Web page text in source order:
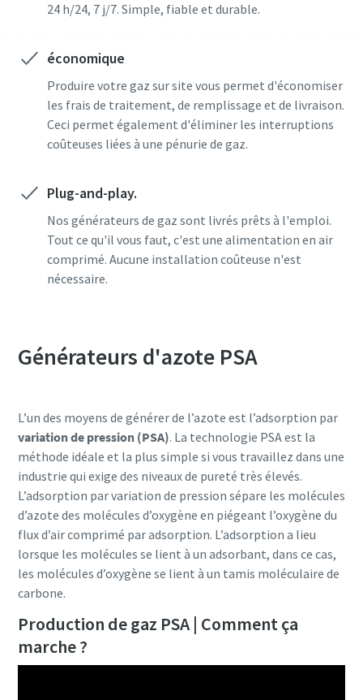
10 étapes pour une production éco-
éco-responsable - Tout ce que vous devez savoir
24 h/24, 7 j/7. Simple, fiable et durable.
économique
Produire votre gaz sur site vous permet d'économiser
les frais de traitement, de remplissage et de livraison.
Ceci permet également d'éliminer les interruptions
coûteuses liées à une pénurie de gaz.
Plug-and-play.
Nos générateurs de gaz sont livrés prêts à l'emploi.
Tout ce qu'il vous faut, c'est une alimentation en air
comprimé. Aucune installation coûteuse n'est
nécessaire.
Générateurs d'azote PSA
L’un des moyens de générer de l’azote est l’adsorption par
variation de pression (PSA). La technologie PSA est la
méthode idéale et la plus simple si vous travaillez dans une
industrie qui exige des niveaux de pureté très élevés.
L’adsorption par variation de pression sépare les molécules
d’azote des molécules d’oxygène en piégeant l’oxygène du
flux d’air comprimé par adsorption. L’adsorption a lieu
lorsque les molécules se lient à un adsorbant, dans ce cas,
les molécules d’oxygène se lient à un tamis moléculaire de
carbone.
Production de gaz PSA | Comment ça
marche ?